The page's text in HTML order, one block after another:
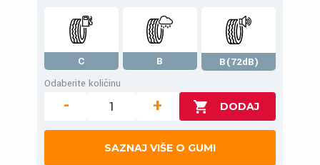
C B
B(72dB)
Odaberite količinu
- +
SAZNAJ VIŠE O GUMI